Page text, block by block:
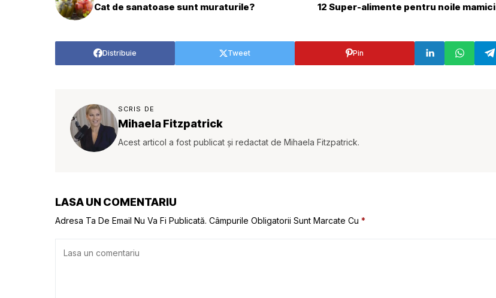
Cat de sanatoase sunt muraturile? 12 Super-alimente pentru noile mamici
Distribuie Tweet Pin
SCRIS DE
Mihaela Fitzpatrick
Acest articol a fost publicat și redactat de Mihaela Fitzpatrick.
LASA UN COMENTARIU
Adresa Ta De Email Nu Va Fi Publicată. Câmpurile Obligatorii Sunt Marcate Cu *